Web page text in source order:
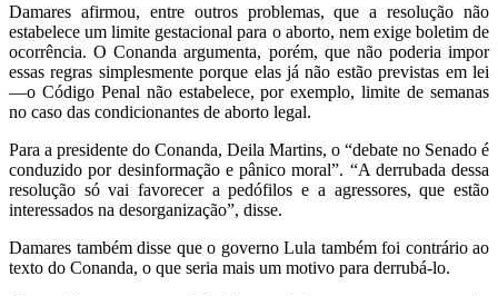
Damares afirmou, entre outros problemas, que a resolução não
estabelece um limite gestacional para o aborto, nem exige boletim de
ocorrência. O Conanda argumenta, porém, que não poderia impor
essas regras simplesmente porque elas já não estão previstas em lei
—o Código Penal não estabelece, por exemplo, limite de semanas
no caso das condicionantes de aborto legal.
Para a presidente do Conanda, Deila Martins, o “debate no Senado é
conduzido por desinformação e pânico moral”. “A derrubada dessa
resolução só vai favorecer a pedófilos e a agressores, que estão
interessados na desorganização”, disse.
Damares também disse que o governo Lula também foi contrário ao
texto do Conanda, o que seria mais um motivo para derrubá-lo.